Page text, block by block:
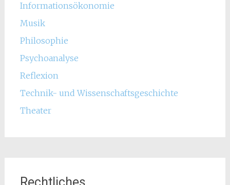
Informationsökonomie
Musik
Philosophie
Psychoanalyse
Reflexion
Technik- und Wissenschaftsgeschichte
Theater